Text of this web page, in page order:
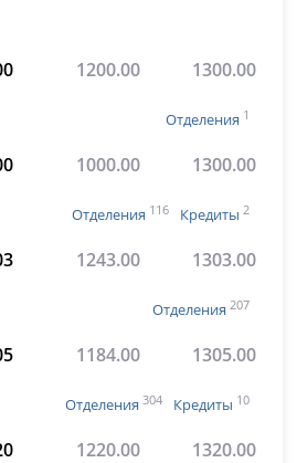
1200.00 1300.00
Отделения 1
1000.00 1300.00
Отделения 116 Кредиты 2
1243.00 1303.00
Отделения 207
1184.00 1305.00
Отделения 304 Кредиты 10
1220.00 1320.00